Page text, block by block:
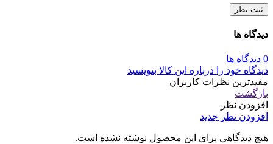
ثبت نظر
دیدگاه ها
0 دیدگاه ها
دیدگاه خود را درباره این کالا بنویسید
مفیدترین نظرات کاربران
بازگشت
افزودن نظر
افزودن نظر جدید
هیچ دیدگاهی برای این محصول نوشته نشده است.